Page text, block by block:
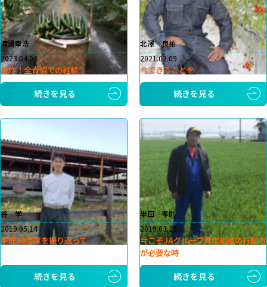
渡邉幸浩
2023.04.03
豊作！全青協での経験
続きを見る
北澤 良祐
2021.02.09
今できることを
続きを見る
谷 学
2019.05.14
平成30年度を振り返って
続きを見る
半田 孝則
2019.03.26
今こそJAグループ青年組織の行動力
が必要な時
続きを見る